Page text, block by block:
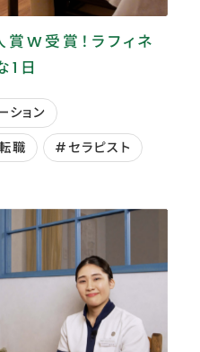
W受賞！ラフィネ
1日
ション
職 #セラピスト